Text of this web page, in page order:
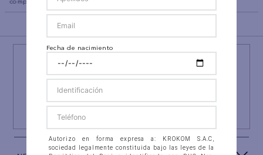
BACK TO TOP
ÚNETE A#AEPERU
Y RECIBE UN REGALO ESPECIAL
Fecha de nacimiento
Autorizo en forma expresa a: KROKOM S.A.C,
sociedad legalmente constituida bajo las leyes de la